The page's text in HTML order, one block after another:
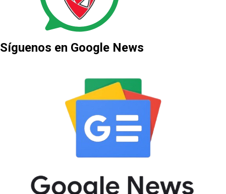
Síguenos en Google News